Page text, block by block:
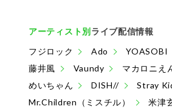
アーティスト別ライブ配信情報
フジロック Ado YOASOBI
藤井風
Vaundy マカロニえ
めいちゃん
DISH// Stray
Mr.Children（ミスチル）
米津